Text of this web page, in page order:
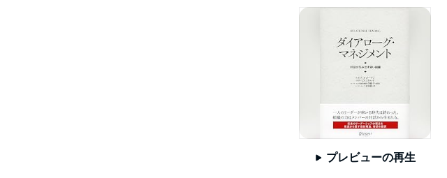
プレビューの再生